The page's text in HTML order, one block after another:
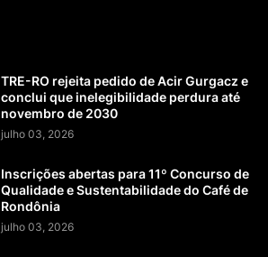
TRE-RO rejeita pedido de Acir Gurgacz e
conclui que inelegibilidade perdura até
novembro de 2030
julho 03, 2026
Inscrições abertas para 11º Concurso de
Qualidade e Sustentabilidade do Café de
Rondônia
julho 03, 2026